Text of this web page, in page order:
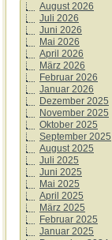
August 2026
Juli 2026
Juni 2026
Mai 2026
April 2026
März 2026
Februar 2026
Januar 2026
Dezember 2025
November 2025
Oktober 2025
September 2025
August 2025
Juli 2025
Juni 2025
Mai 2025
April 2025
März 2025
Februar 2025
Januar 2025